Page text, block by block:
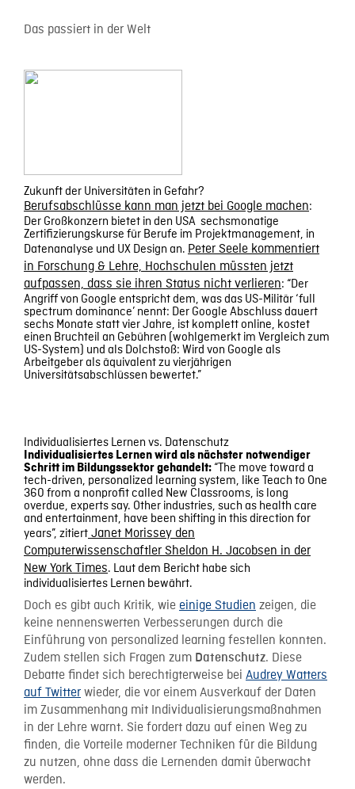
Das passiert in der Welt
Zukunft der Universitäten in Gefahr?
Berufsabschlüsse kann man jetzt bei Google machen:
Der Großkonzern bietet in den USA sechsmonatige
Zertifizierungskurse für Berufe im Projektmanagement, in
Datenanalyse und UX Design an. Peter Seele kommentiert
in Forschung & Lehre, Hochschulen müssten jetzt
aufpassen, dass sie ihren Status nicht verlieren: “Der
Angriff von Google entspricht dem, was das US-Militär ‘full
spectrum dominance’ nennt: Der Google Abschluss dauert
sechs Monate statt vier Jahre, ist komplett online, kostet
einen Bruchteil an Gebühren (wohlgemerkt im Vergleich zum
US-System) und als Dolchstoß: Wird von Google als
Arbeitgeber als äquivalent zu vierjährigen
Universitätsabschlüssen bewertet.”
Individualisiertes Lernen vs. Datenschutz
Individualisiertes Lernen wird als nächster notwendiger
Schritt im Bildungssektor gehandelt: “The move toward a
tech-driven, personalized learning system, like Teach to One
360 from a nonprofit called New Classrooms, is long
overdue, experts say. Other industries, such as health care
and entertainment, have been shifting in this direction for
years”, zitiertJanet Morissey den
Computerwissenschaftler Sheldon H. Jacobsen in der
New York Times. Laut dem Bericht habe sich
individualisiertes Lernen bewährt.
Doch es gibt auch Kritik, wie einige Studien zeigen, die
keine nennenswerten Verbesserungen durch die
Einführung von personalized learning festellen konnten.
Zudem stellen sich Fragen zum Datenschutz. Diese
Debatte findet sich berechtigterweise bei Audrey Watters
auf Twitter wieder, die vor einem Ausverkauf der Daten
im Zusammenhang mit Individualisierungsmaßnahmen
in der Lehre warnt. Sie fordert dazu auf einen Weg zu
finden, die Vorteile moderner Techniken für die Bildung
zu nutzen, ohne dass die Lernenden damit überwacht
werden.